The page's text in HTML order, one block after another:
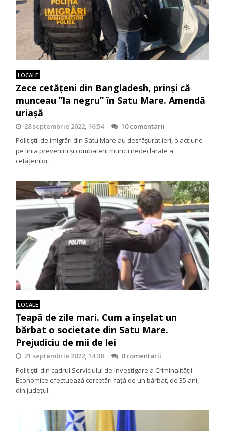
LOCALE
Zece cetățeni din Bangladesh, prinși că
munceau ”la negru” în Satu Mare. Amendă
uriașă
28 septembrie 2022, 16:54
10 comentarii
Poliţiştii de imigrări din Satu Mare au desfăşurat ieri, o acţiune
pe linia prevenirii şi combaterii muncii nedeclarate a
cetăţenilor…
LOCALE
Țeapă de zile mari. Cum a înșelat un
bărbat o societate din Satu Mare.
Prejudiciu de mii de lei
21 septembrie 2022, 14:38
0 comentarii
Polițiștii din cadrul Serviciului de Investigare a Criminalității
Economice efectuează cercetări față de un bărbat, de 35 ani,
din județul…